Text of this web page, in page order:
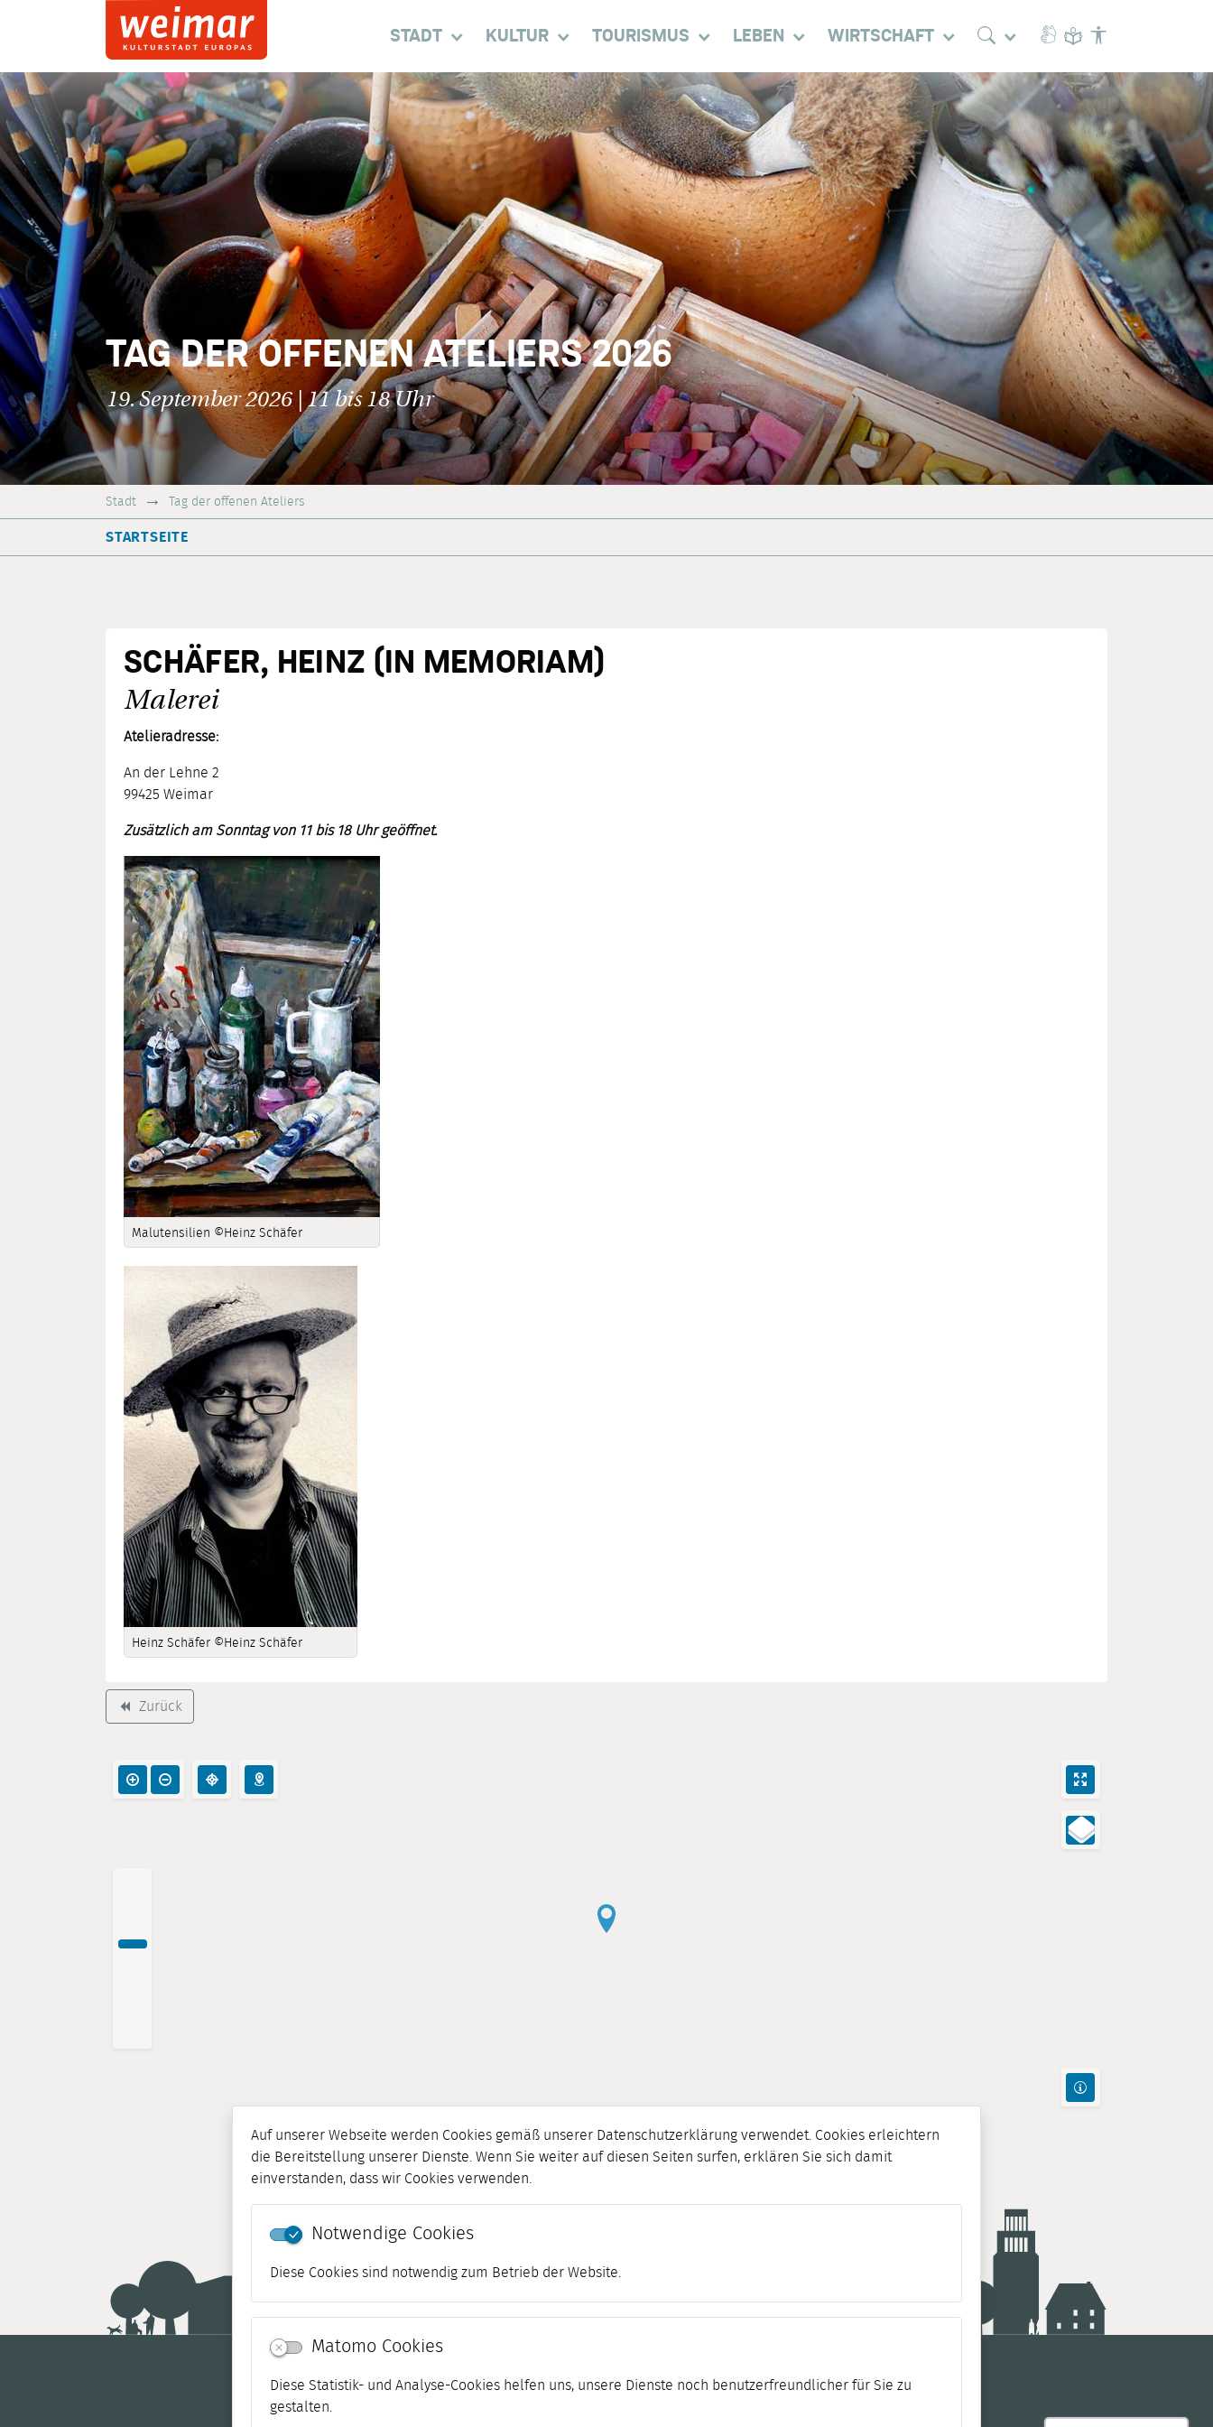
Auf unserer Webseite werden Cookies gemäß unserer Datenschutzerklärung verwendet. Cookies erleichtern
die Bereitstellung unserer Dienste. Wenn Sie weiter auf diesen Seiten surfen, erklären Sie sich damit
einverstanden, dass wir Cookies verwenden.
Notwendige Cookies
Diese Cookies sind notwendig zum Betrieb der Website.
Matomo Cookies
Diese Statistik- und Analyse-Cookies helfen uns, unsere Dienste noch benutzerfreundlicher für Sie zu
gestalten.
STADT KULTUR TOURISMUS LEBEN WIRTSCHAFT
TAG DER OFFENEN ATELIERS 2026
19. September 2026 | 11 bis 18 Uhr
Stadt Tag der offenen Ateliers
STARTSEITE
SCHÄFER, HEINZ (IN MEMORIAM)
Malerei
Atelieradresse:
An der Lehne 2
99425 Weimar
Zusätzlich am Sonntag von 11 bis 18 Uhr geöffnet.
Malutensilien ©Heinz Schäfer
Heinz Schäfer ©Heinz Schäfer
backward Zurück